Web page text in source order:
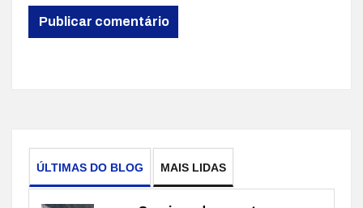
ÚLTIMAS DO BLOG MAIS LIDAS